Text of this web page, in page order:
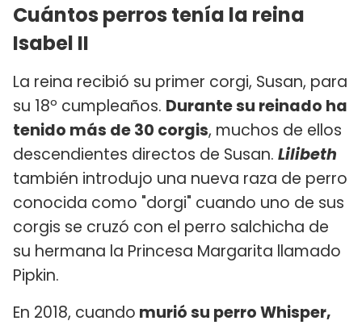
Cuántos perros tenía la reina
Isabel II
La reina recibió su primer corgi, Susan, para
su 18º cumpleaños. Durante su reinado ha
tenido más de 30 corgis, muchos de ellos
descendientes directos de Susan. Lilibeth
también introdujo una nueva raza de perro
conocida como "dorgi" cuando uno de sus
corgis se cruzó con el perro salchicha de
su hermana la Princesa Margarita llamado
Pipkin.
En 2018, cuando murió su perro Whisper,